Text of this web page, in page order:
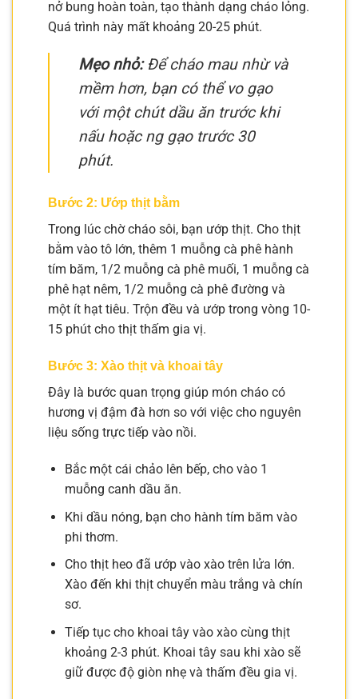
nở bung hoàn toàn, tạo thành dạng cháo lỏng.
Quá trình này mất khoảng 20-25 phút.
Mẹo nhỏ:Để cháo mau nhừ và
mềm hơn, bạn có thể vo gạo
với một chút dầu ăn trước khi
nấu hoặc ng gạo trước 30
phút.
Bước 2: Ướp thịt bằm
Trong lúc chờ cháo sôi, bạn ướp thịt. Cho thịt
bằm vào tô lớn, thêm 1 muỗng cà phê hành
tím băm, 1/2 muỗng cà phê muối, 1 muỗng cà
phê hạt nêm, 1/2 muỗng cà phê đường và
một ít hạt tiêu. Trộn đều và ướp trong vòng 10-
15 phút cho thịt thấm gia vị.
Bước 3: Xào thịt và khoai tây
Đây là bước quan trọng giúp món cháo có
hương vị đậm đà hơn so với việc cho nguyên
liệu sống trực tiếp vào nồi.
Bắc một cái chảo lên bếp, cho vào 1
muỗng canh dầu ăn.
Khi dầu nóng, bạn cho hành tím băm vào
phi thơm.
Cho thịt heo đã ướp vào xào trên lửa lớn.
Xào đến khi thịt chuyển màu trắng và chín
sơ.
Tiếp tục cho khoai tây vào xào cùng thịt
khoảng 2-3 phút. Khoai tây sau khi xào sẽ
giữ được độ giòn nhẹ và thấm đều gia vị.